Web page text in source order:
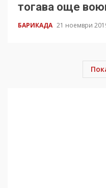
тогава още
БАРИКАДА 21 ноември